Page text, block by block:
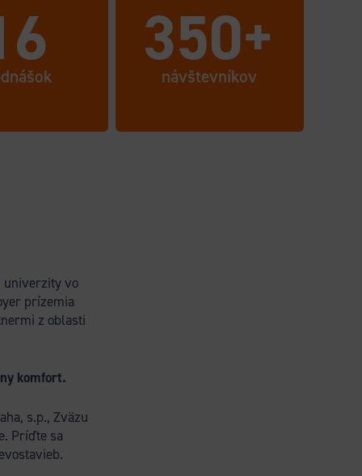
350+
návštevníkov
univerzity vo
prízemia
z oblasti
komfort.
s.p., Zväzu
Príďte sa